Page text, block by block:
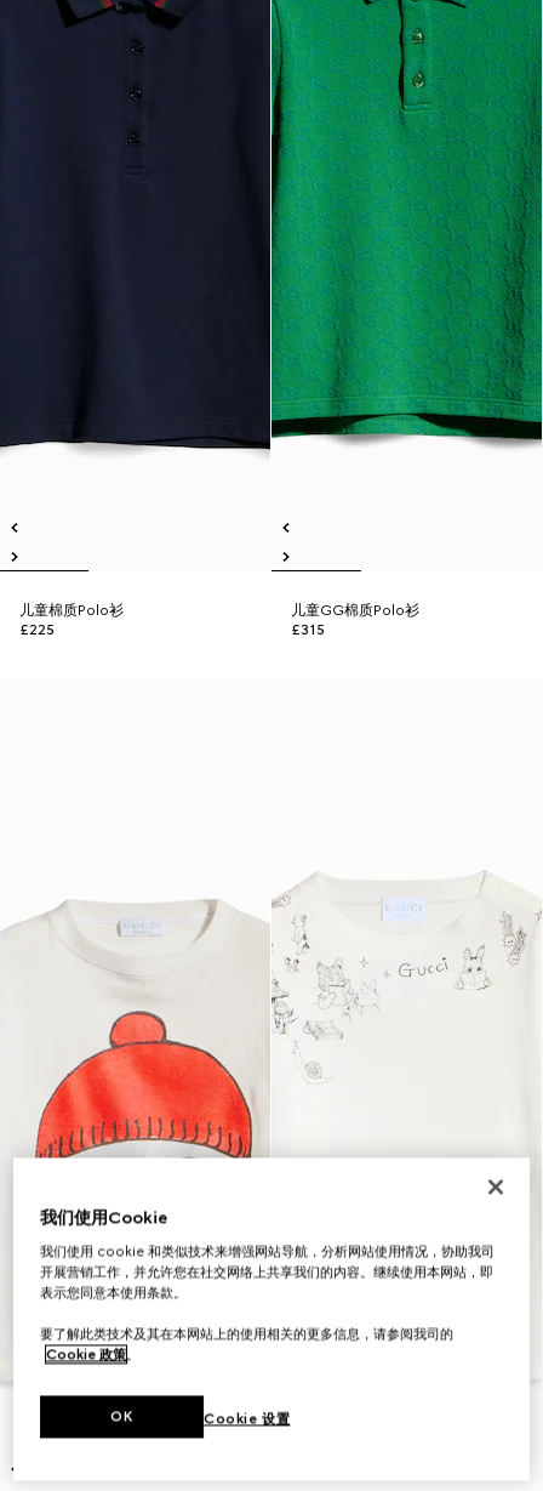
儿童棉质Polo衫
£225
儿童GG棉质Polo衫
£315
我们使用Cookie
我们使用 cookie 和类似技术来增强网站导航，分析网站使用情况，协助我司
开展营销工作，并允许您在社交网络上共享我们的内容。继续使用本网站，即
表示您同意本使用条款。
要了解此类技术及其在本网站上的使用相关的更多信息，请参阅我司的
Cookie 政策。
Cookie 设置
OK